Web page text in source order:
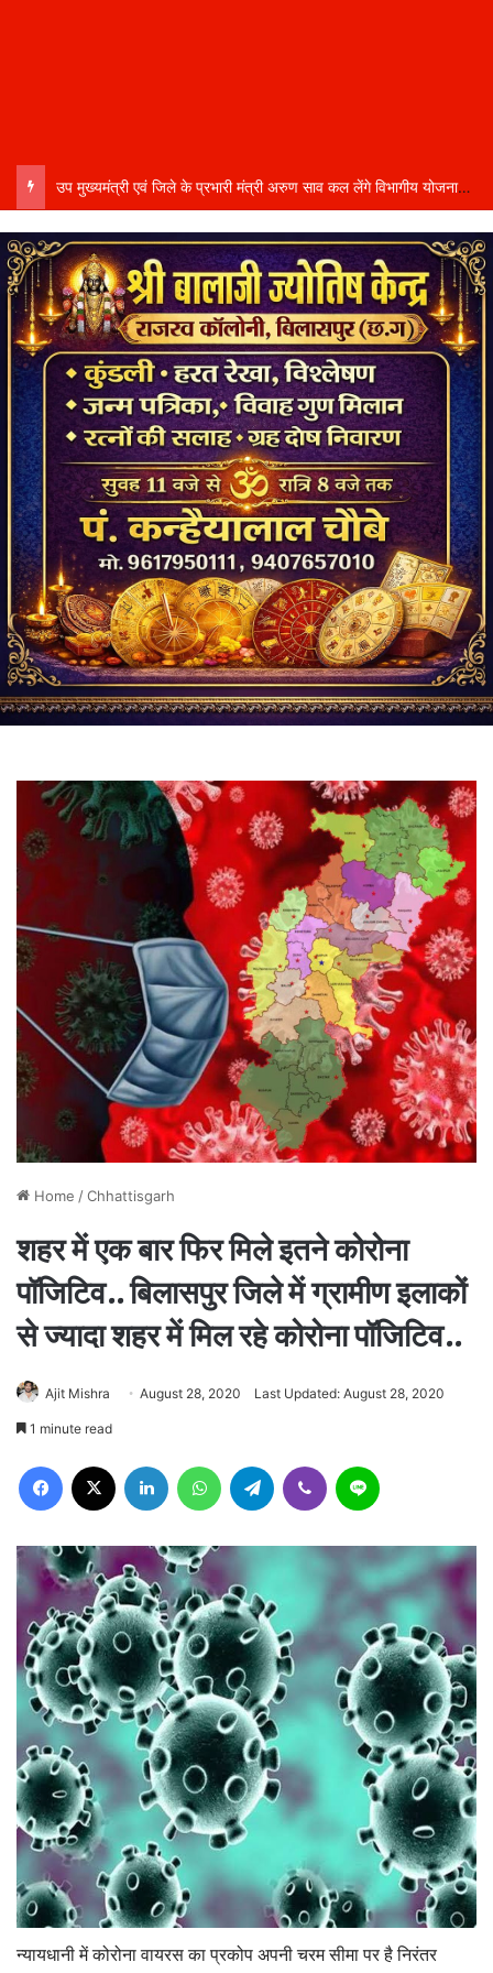
उप मुख्यमंत्री एवं जिले के प्रभारी मंत्री अरुण साव कल लेंगे विभागीय योजनाओं और विकास कार्यों की समीक्षा बैठक…..
Home /Chhattisgarh
शहर में एक बार फिर मिले इतने कोरोना
पॉजिटिव.. बिलासपुर जिले में ग्रामीण इलाकों
से ज्यादा शहर में मिल रहे कोरोना पॉजिटिव..
Ajit Mishra August 28, 2020 Last Updated: August 28, 2020
1 minute read
Facebook LinkedIn WhatsAppTelegram Viber
न्यायधानी में कोरोना वायरस का प्रकोप अपनी चरम सीमा पर है निरंतर